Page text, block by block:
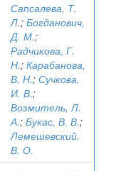
Сапсалева, Т.
Л.; Богданович,
Д. М.;
Радчикова, Г.
Н.; Карабанова,
В. Н.; Сучкова,
И. В.;
Возмитель, Л.
А.; Букас, В. В.;
Лемешевский,
В. О.